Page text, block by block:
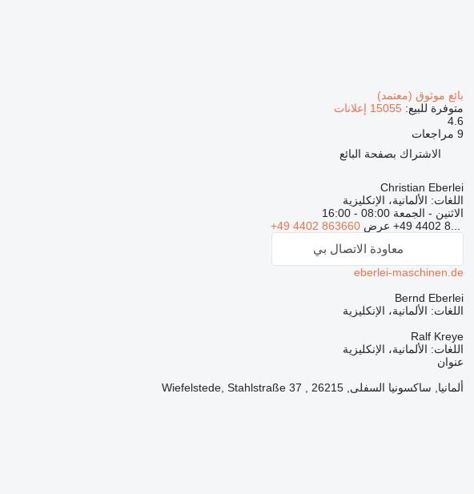
بائع موثوق (معتمد)
متوفرة للبيع: 15055 إعلانات
4.6
9 مراجعات
الاشتراك بصفحة البائع
Christian Eberlei
اللغات: الألمانية، الإنكليزية
الاثنين - الجمعة 08:00 - 16:00
+49 4402 8... عرض +49 4402 863660
معاودة الاتصال بي
eberlei-maschinen.de
Bernd Eberlei
اللغات: الألمانية، الإنكليزية
Ralf Kreye
اللغات: الألمانية، الإنكليزية
عنوان
ألمانيا, ساكسونيا السفلى, 26215 , Wiefelstede, Stahlstraße 37